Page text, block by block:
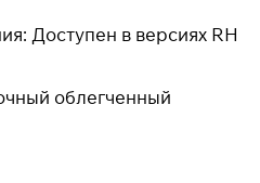
Доступен в версиях RH
облегченный